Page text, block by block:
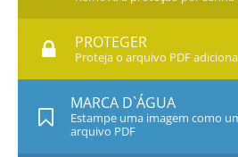
PROTEGER
Proteja o arquivo PDF
MARCA D`ÁGUA
Estampe uma imagem como
arquivo PDF